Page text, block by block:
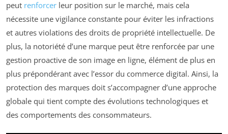
peut renforcer leur position sur le marché, mais cela
nécessite une vigilance constante pour éviter les infractions
et autres violations des droits de propriété intellectuelle. De
plus, la notoriété d’une marque peut être renforcée par une
gestion proactive de son image en ligne, élément de plus en
plus prépondérant avec l’essor du commerce digital. Ainsi, la
protection des marques doit s’accompagner d’une approche
globale qui tient compte des évolutions technologiques et
des comportements des consommateurs.